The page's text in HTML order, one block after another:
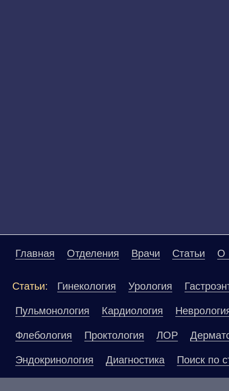
Главная Отделения Врачи Статьи О
Статьи: Гинекология Урология
Пульмонология Кардиология
Флебология Проктология ЛОР
Эндокринология Диагностика Поиск по